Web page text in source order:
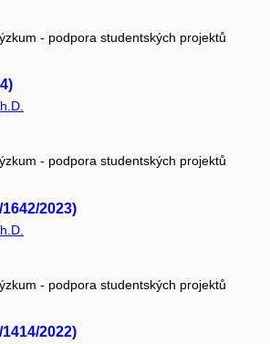
- podpora studentských projektů
- podpora studentských projektů
2023)
- podpora studentských projektů
2022)